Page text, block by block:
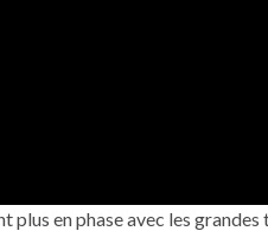
en phase avec les grandes